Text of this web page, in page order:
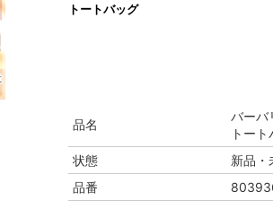
トートバッグ
品名
バーバ
トー
状態
新品・
品番